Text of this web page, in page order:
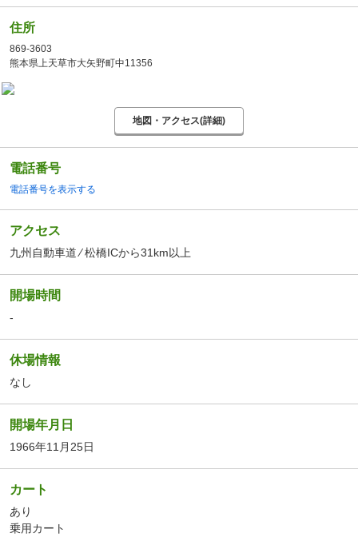
住所
869-3603
熊本県上天草市大矢野町中11356
地図・アクセス(詳細)
電話番号
電話番号を表示する
アクセス
九州自動車道 ⁄ 松橋ICから31km以上
開場時間
-
休場情報
なし
開場年月日
1966年11月25日
カート
あり
乗用カート